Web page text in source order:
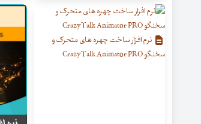
نرم افزار ساخت چهره های متحرک و
سخنگو CrazyTalk Animator PRO